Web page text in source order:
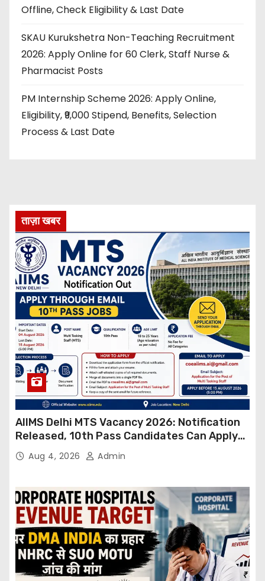
Offline, Check Eligibility & Last Date
SKAU Kurukshetra Non-Teaching Recruitment
2026: Apply Online for 60 Clerk, Staff Nurse &
Pharmacist Posts
PM Internship Scheme 2026: Apply Online,
Eligibility, ₹9,000 Stipend, Benefits, Selection
Process & Last Date
ताज़ा खबर
AIIMS Delhi MTS Vacancy 2026: Notification
Released, 10th Pass Candidates Can Apply
Through Email
Aug 4, 2026 Admin